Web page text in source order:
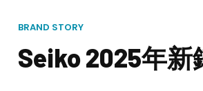
BRAND STORY
Seiko 2025年新